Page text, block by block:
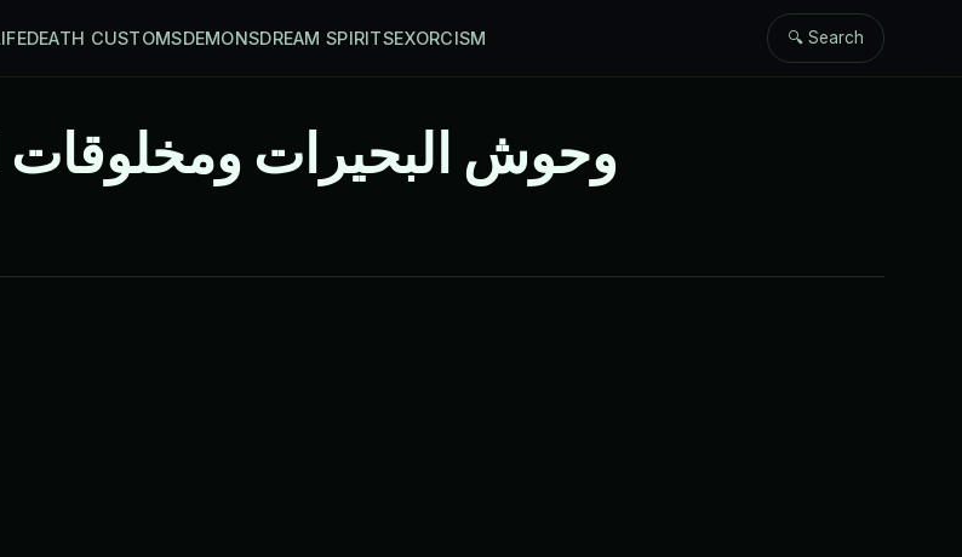
DEATH CUSTOMSDEMONSDREAM SPIRITSEXORCISM 🔍 Search
وحوش البحيرات ومخلوقات